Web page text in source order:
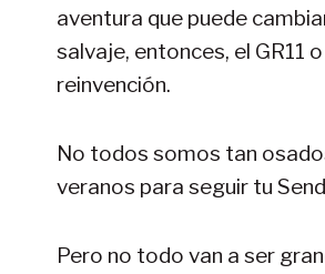
aventura que puede
salvaje, entonces, el GR11
reinvención.
No todos somos tan
veranos para seguir tu
Pero no todo van a ser